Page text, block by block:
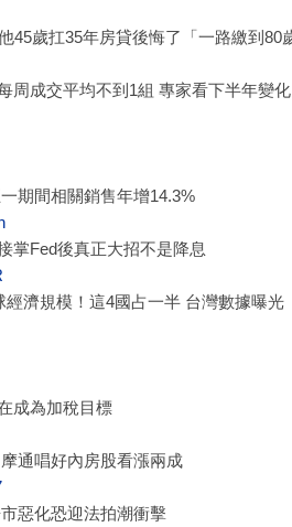
45歲扛35年房貸後悔了「一路繳到
周成交平均不到1組 專家看下半年變化
期間相關銷售年增14.3%
掌Fed後真正大招不是降息
經濟規模！這4國占一半 台灣數據曝光
成為加稅目標
通唱好內房股看漲兩成
惡化恐迎法拍潮衝擊